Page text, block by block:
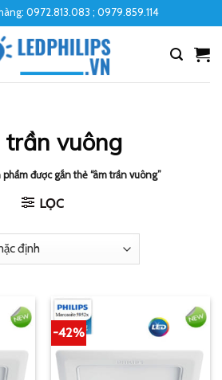
0972.813.083 ; 0979.859.114
trần vuông
phẩm được gắn thẻ “âm trần vuông”
LỌC
-42%